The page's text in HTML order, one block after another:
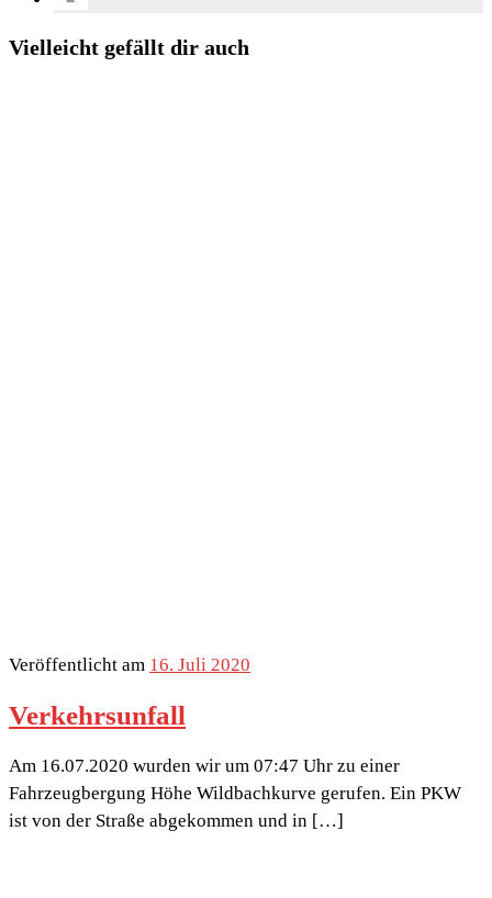
Vielleicht gefällt dir auch
Veröffentlicht am 16. Juli 2020
Verkehrsunfall
Am 16.07.2020 wurden wir um 07:47 Uhr zu einer
Fahrzeugbergung Höhe Wildbachkurve gerufen. Ein PKW
ist von der Straße abgekommen und in […]